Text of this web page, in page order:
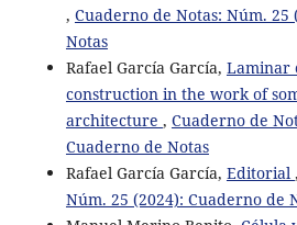
, Cuaderno de Notas: Núm. 25
Notas
Rafael García García, Laminar
construction in the work of
architecture , Cuaderno de
Cuaderno de Notas
Rafael García García, Editorial ,
Núm. 25 (2024): Cuaderno de